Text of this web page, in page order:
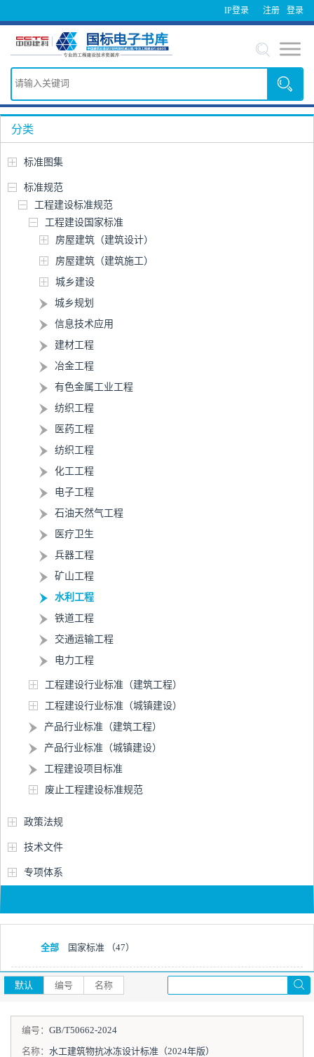
IP登录 登录
注册
分类
标准图集
标准规范
工程建设标准规范
工程建设国家标准
房屋建筑（建筑设计）
房屋建筑（建筑施工）
城乡建设
城乡规划
信息技术应用
建材工程
冶金工程
有色金属工业工程
纺织工程
医药工程
纺织工程
化工工程
电子工程
石油天然气工程
医疗卫生
兵器工程
矿山工程
水利工程
铁道工程
交通运输工程
电力工程
工程建设行业标准（建筑工程）
工程建设行业标准（城镇建设）
产品行业标准（建筑工程）
产品行业标准（城镇建设）
工程建设项目标准
废止工程建设标准规范
政策法规
技术文件
专项体系
全部 国家标准 （47）
默认 编号 名称
编号： GB/T50662-2024
名称： 水工建筑物抗冰冻设计标准（2024年版）